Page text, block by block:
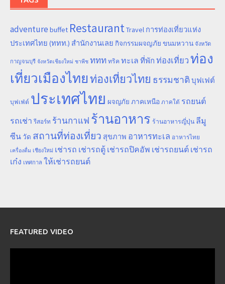
adventure buffet RestaurantTravel การท่องเที่ยวแห่ง
ประเทศไทย (ททท.) สำนักงานเลย กิจกรรมผจญภัย ขนมหวาน จังหวัด
กาญจนบุรี จังหวัดเชียงใหม่ ชาพีช ททท ทริค ทะเล ที่พัก ท่องเที่ยวท่อง
เที่ยวเมืองไทยท่องเที่ยวไทย ธรรมชาติ บุฟเฟต์
บุฟเฟ่ต์ ประเทศไทย ผจญภัย ภาคเหนือ ภาคใต้ รถยนต์
รถเช่า รีสอร์ท ร้านกาแฟ ร้านอาหาร ร้านอาหารญี่ปุ่น ลีมู
ซีน วัด สถานที่ท่องเที่ยว สุขภาพ อาหารทะเล อาหารไทย
เครื่องดื่ม เชียงใหม่ เช่ารถ เช่ารถตู้ เช่ารถปิคอัพ เช่ารถยนต์ เช่ารถ
เก๋ง เทศกาล ให้เช่ารถยนต์
FEATURED VIDEO